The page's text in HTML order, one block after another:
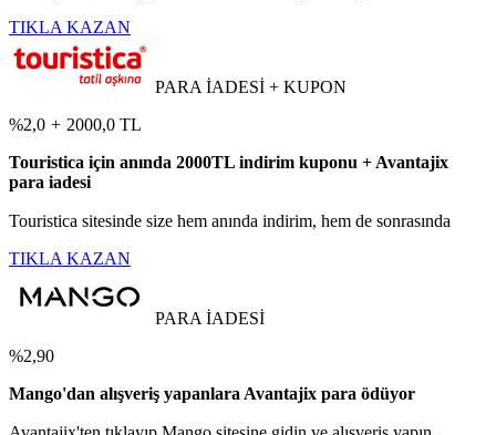
TIKLA KAZAN
PARA İADESİ + KUPON
%2,0 + 2000,0 TL
Touristica için anında 2000TL indirim kuponu + Avantajix
para iadesi
Touristica sitesinde size hem anında indirim, hem de sonrasında
TIKLA KAZAN
PARA İADESİ
%2,90
Mango'dan alışveriş yapanlara Avantajix para ödüyor